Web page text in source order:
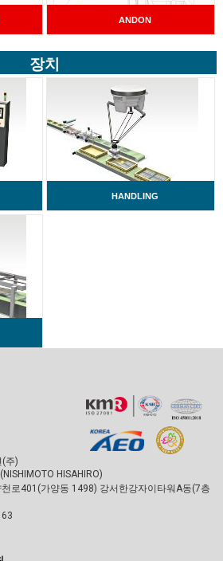
ANDON
장치
HANDLING
주)
HISAHIRO)
로401(가양동 1498) 강서한강자이타워A동(7층